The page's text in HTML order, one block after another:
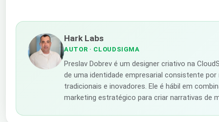
Hark Labs
AUTOR · CLOUDSIGMA
Preslav Dobrev é um designer criativo na
de uma identidade empresarial consistente
tradicionais e inovadores. Ele é hábil em
marketing estratégico para criar narrativas de